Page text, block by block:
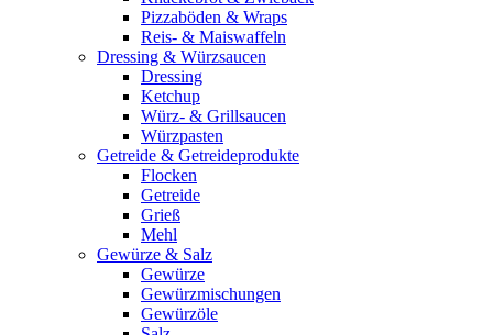
Pizzaböden & Wraps
Reis- & Maiswaffeln
Dressing & Würzsaucen
Dressing
Ketchup
Würz- & Grillsaucen
Würzpasten
Getreide & Getreideprodukte
Flocken
Getreide
Grieß
Mehl
Gewürze & Salz
Gewürze
Gewürzmischungen
Gewürzöle